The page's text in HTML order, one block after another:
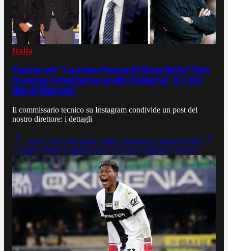
Italia
Zazzaroni: "La stanchezza di Guardiola? Non
riusciva a metterne undici insieme". E c'è il
like di Mancini
Il commissario tecnico su Instagram condivide un post del
nostro direttore: i dettagli
Zola: "Nel Club Italia voglio sviluppare i nuovi talenti"
Chiagni e fotti: si agitano per il ct e poi comprano stranieri